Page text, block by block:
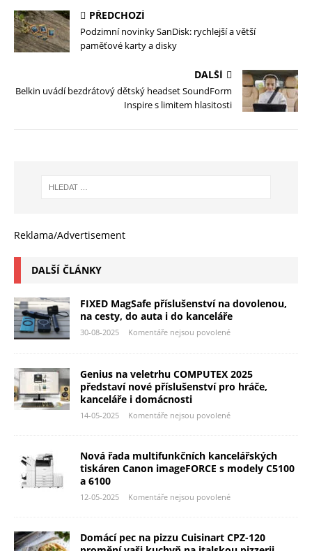
PŘEDCHOZÍ
Podzimní novinky SanDisk: rychlejší a větší
paměťové karty a disky
DALŠÍ
Belkin uvádí bezdrátový dětský headset SoundForm
Inspire s limitem hlasitosti
Reklama/Advertisement
DALŠÍ ČLÁNKY
FIXED MagSafe příslušenství na dovolenou,
na cesty, do auta i do kanceláře
30-08-2025 Komentáře nejsou povolené
Genius na veletrhu COMPUTEX 2025
představí nové příslušenství pro hráče,
kanceláře i domácnosti
14-05-2025 Komentáře nejsou povolené
Nová řada multifunkčních kancelářských
tiskáren Canon imageFORCE s modely C5100
a 6100
12-05-2025 Komentáře nejsou povolené
Domácí pec na pizzu Cuisinart CPZ-120